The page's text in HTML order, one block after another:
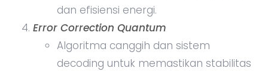
dan efisiensi energi.
Error Correction Quantum
Algoritma canggih dan sistem
decoding untuk memastikan stabilitas